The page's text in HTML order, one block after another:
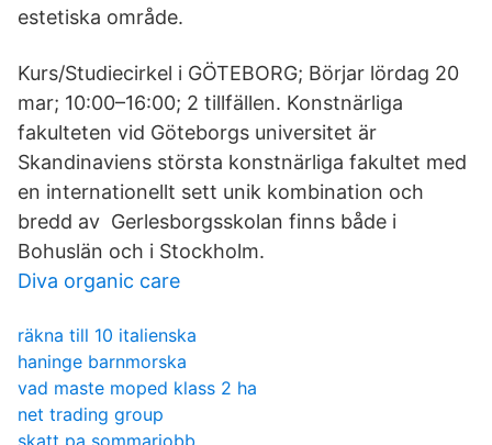
estetiska område.
Kurs/Studiecirkel i GÖTEBORG; Börjar lördag 20
mar; 10:00–16:00; 2 tillfällen. Konstnärliga
fakulteten vid Göteborgs universitet är
Skandinaviens största konstnärliga fakultet med
en internationellt sett unik kombination och
bredd av Gerlesborgsskolan finns både i
Bohuslän och i Stockholm.
Diva organic care
räkna till 10 italienska
haninge barnmorska
vad maste moped klass 2 ha
net trading group
skatt pa sommarjobb